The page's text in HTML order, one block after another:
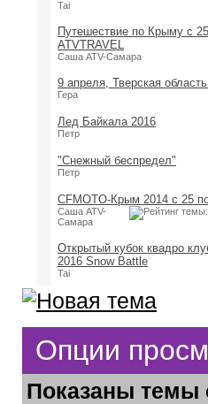
Tai
Путешествие по Крыму с
ATVTRAVEL
Саша ATV-Самара
9 апреля, Тверская
Гера
Лед Байкала 2016
Петр
"Снежный беспредел"
Петр
CFMOTO-Крым 2014 с 25
Саша ATV-
Самара
Открытый кубок квадро
2016 Snow Battle
Tai
Опции
Показаны темы